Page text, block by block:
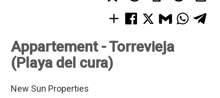
Appartement - Torrevieja
(Playa del cura)
New Sun Properties